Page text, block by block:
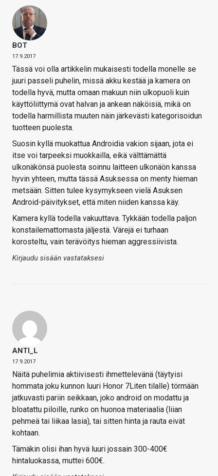
BOT
17.9.2017
Tässä voi olla artikkelin mukaisesti todella monelle se
juuri passeli puhelin, missä akku kestää ja kamera on
todella hyvä, mutta omaan makuun niin ulkopuoli kuin
käyttöliittymä ovat halvan ja ankean näköisiä, mikä on
todella harmillista muuten näin järkevästi kategorisoidun
tuotteen puolesta.
Suosin kyllä muokattua Androidia vakion sijaan, jota ei
itse voi tarpeeksi muokkailla, eikä välttämättä
ulkonäkönsä puolesta soinnu laitteen ulkonäön kanssa
hyvin yhteen, mutta tässä Asuksessa on menty hieman
metsään. Sitten tulee kysymykseen vielä Asuksen
Android-päivitykset, että miten niiden kanssa käy.
Kamera kyllä todella vakuuttava. Tykkään todella paljon
konstailemattomasta jäljestä. Värejä ei turhaan
korosteltu, vain terävöitys hieman aggressiivista.
Kirjaudu sisään vastataksesi
ANTI_L
17.9.2017
Näitä puhelimia aktiivisesti ihmettelevänä (täytyisi
hommata joku kunnon luuri Honor 7Liten tilalle) törmään
jatkuvasti pariin seikkaan, joko android on modattu ja
bloatattu piloille, runko on huonoa materiaalia (liian
pehmeä tai liikaa lasia), tai sitten hinta ja rauta eivät
kohtaan.
Tämäkin olisi ihan hyvä luuri jossain 300-400€
hintaluokassa, muttei 600€.